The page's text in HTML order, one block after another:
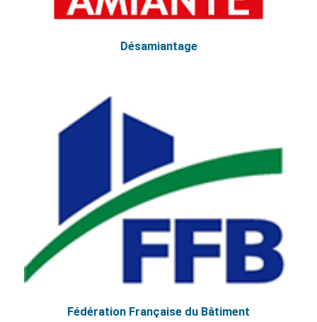
Désamiantage
Fédération Française du Bâtiment